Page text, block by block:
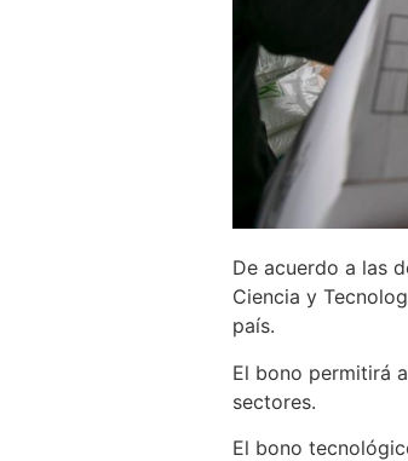
De acuerdo a las
Ciencia y
país.
El bono permitirá
sectores.
El bono